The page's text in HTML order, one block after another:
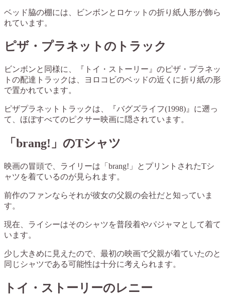
ベッド脇の棚には、ビンボンとロケットの折り紙人形が飾ら
れています。
ピザ・プラネットのトラック
ビンボンと同様に、『トイ・ストーリー』のピザ・プラネッ
トの配達トラックは、ヨロコビのベッドの近くに折り紙の形
で置かれています。
ピザプラネットトラックは、『バグズライフ(1998)』に遡っ
て、ほぼすべてのピクサー映画に隠されています。
「brang!」のTシャツ
映画の冒頭で、ライリーは「brang!」とプリントされたTシ
ャツを着ているのが見られます。
前作のファンならそれが彼女の父親の会社だと知っていま
す。
現在、ライシーはそのシャツを普段着やパジャマとして着て
います。
少し大きめに見えたので、最初の映画で父親が着ていたのと
同じシャツである可能性は十分に考えられます。
トイ・ストーリーのレニー